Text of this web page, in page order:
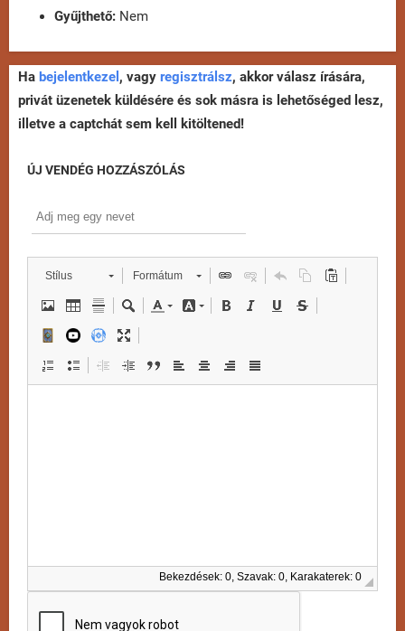
Gyűjthető: Nem
Ha bejelentkezel , vagy regisztrálsz, akkor válasz írására,
privát üzenetek küldésére és sok másra is lehetőséged lesz,
illetve a captchát sem kell kitöltened!
ÚJ VENDÉG HOZZÁSZÓLÁS
Stílus Formátum
Bekezdések: 0, Szavak: 0, Karakaterek: 0